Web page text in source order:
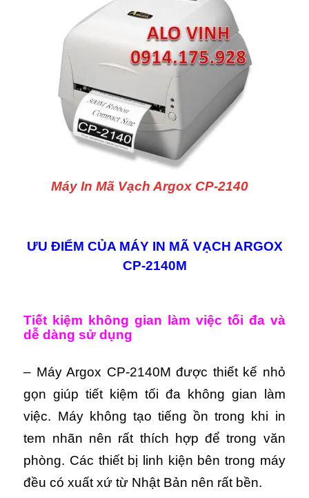
Máy In Mã Vạch Argox CP-2140
ƯU ĐIỂM CỦA MÁY IN MÃ VẠCH ARGOX
CP-2140M
Tiết kiệm không gian làm việc tối đa và
dễ dàng sử dụng
– Máy Argox CP-2140M được thiết kế nhỏ
gọn giúp tiết kiệm tối đa không gian làm
việc. Máykhông tạo tiếng ồn trong khi in
tem nhãn nên rất thích hợp để trong văn
phòng. Các thiết bị linh kiện bên trong máy
đều có xuất xứ từ Nhật Bản nên rất bền.